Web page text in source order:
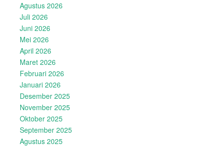
Agustus 2026
Juli 2026
Juni 2026
Mei 2026
April 2026
Maret 2026
Februari 2026
Januari 2026
Desember 2025
November 2025
Oktober 2025
September 2025
Agustus 2025